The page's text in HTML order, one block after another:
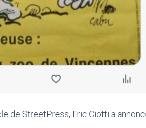
de StreetPress, Eric Ciotti a